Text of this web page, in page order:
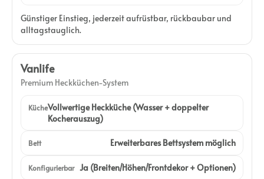
Günstiger Einstieg, jederzeit aufrüstbar, rückbaubar und
alltagstauglich.
Vanlife
Premium Heckküchen-System
KücheVollwertige Heckküche (Wasser + doppelter
Kocherauszug)
Bett Erweiterbares Bettsystem möglich
Konfigurierbar Ja (Breiten/Höhen/Frontdekor + Optionen)